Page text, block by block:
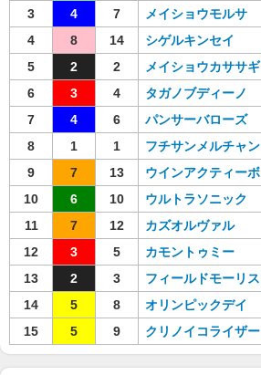
3
4 7 メイショウモルサ
4
8 14 シゲルキンセイ
5
2 2 メイショウカササギ
6
3 4 タガノブディーノ
7
4 6 パンサーバローズ
8
1 1 フチサンメルチャン
9
7 13 ウインアクティーボ
10
6 10 ウルトラソニック
11
7 12 カズオルヴァル
12
3 5 カモントゥミー
13
2 3 フィールドモーリス
14
5 8 オリンピックデイ
15
5 9 クリノイコライザー